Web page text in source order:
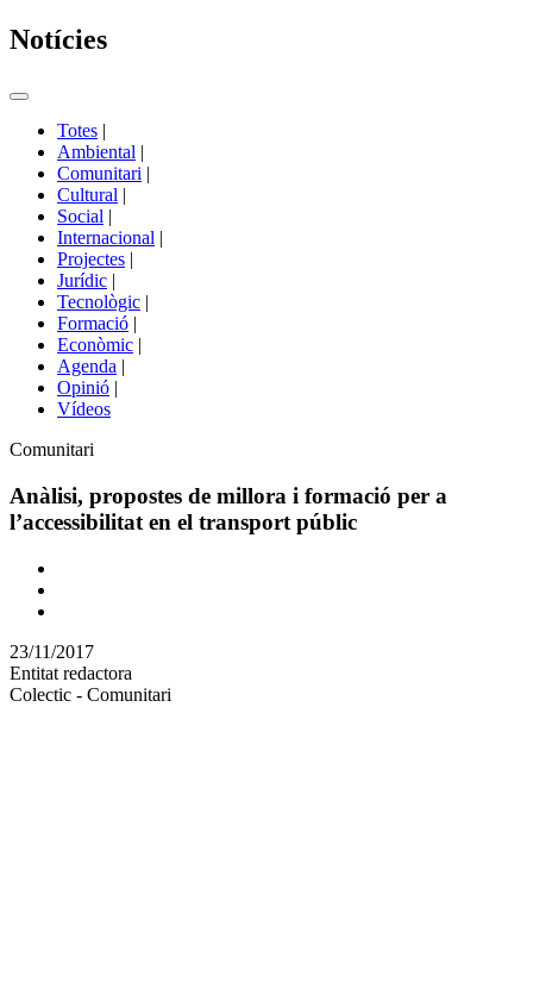
Notícies
Commutador
portals
Totes |
Ambiental |
Comunitari |
Cultural |
Social |
Internacional |
Projectes |
Jurídic |
Tecnològic |
Formació |
Econòmic |
Agenda |
Opinió |
Vídeos
Àmbit
la
notícia
Comunitari
Anàlisi, propostes de millora i formació per a
l’accessibilitat en el transport públic
Comparteix
altres
xarxes
socials
23/11/2017
Entitat redactora
Colectic - Comunitari